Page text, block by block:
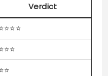
Verdict